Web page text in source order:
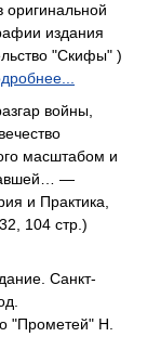
оригинальной
издания
"Скифы" )
войны,
масштабом и
—
и Практика,
104 стр.)
Санкт-
"Прометей" Н.